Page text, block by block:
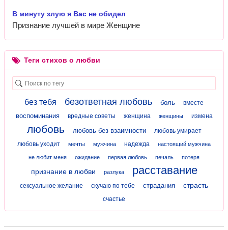
В минуту злую я Вас не обидел
Признание лучшей в мире Женщине
Теги стихов о любви
без тебя безответная любовь боль вместе
воспоминания вредные советы женщина женщины измена
любовь любовь без взаимности
любовь умирает
любовь уходит
мечты мужчина надежда настоящий мужчина
не любит меня ожидание первая любовь печаль потеря
признание в любви разлука расставание
сексуальное желание скучаю по тебе страдания страсть
счастье